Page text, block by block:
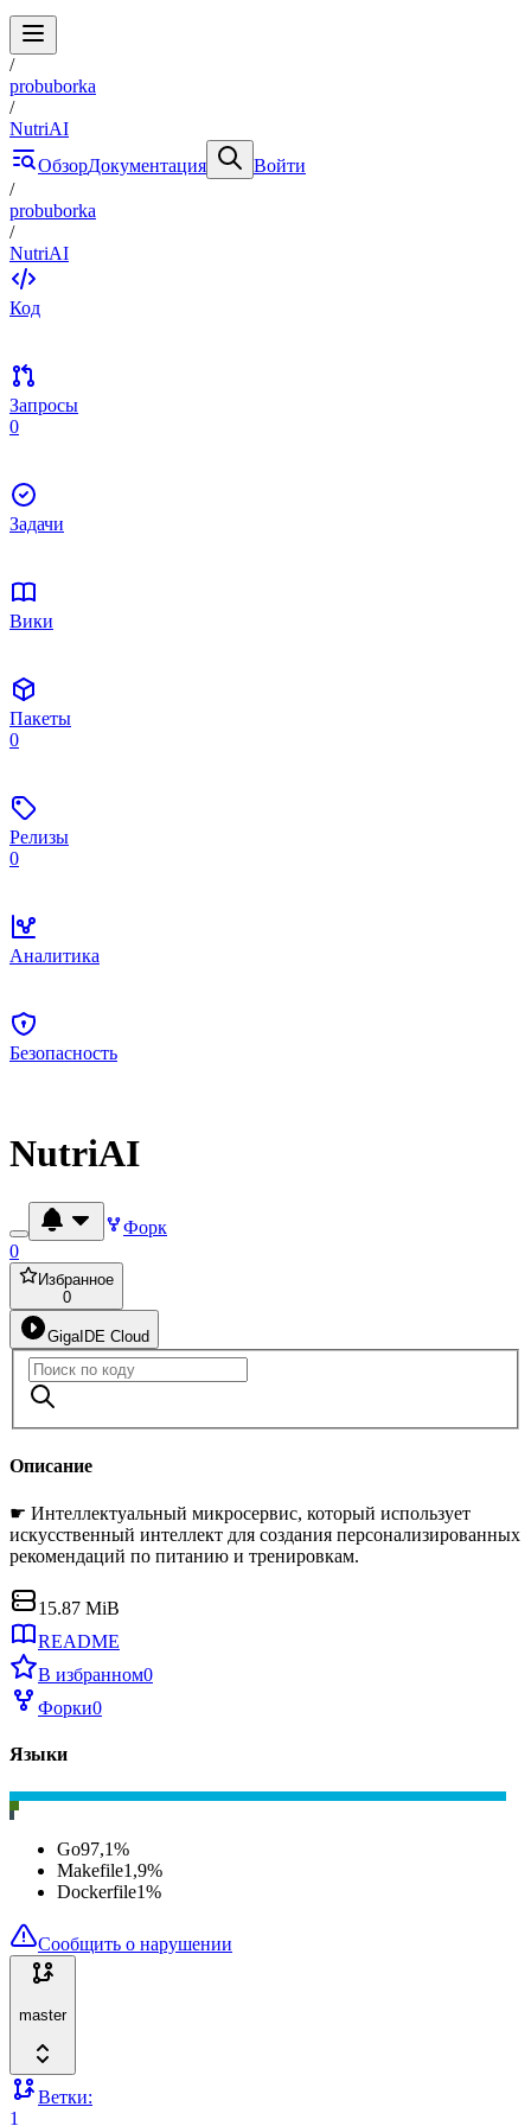
/
probuborka
/
NutriAI
ОбзорДокументация
Войти
/
probuborka
/
NutriAI
Код
Запросы
0
Задачи
Вики
Пакеты
0
Релизы
0
Аналитика
Безопасность
NutriAI
Форк
0
Избранное
0
GigaIDE Cloud
Описание
☛ Интеллектуальный микросервис, который использует
искусственный интеллект для создания персонализированных
рекомендаций по питанию и тренировкам.
15.87 MiB
README
В избранном0
Форки0
Языки
Go97,1%
Makefile1,9%
Dockerfile1%
Сообщить о нарушении
master
Ветки:
1